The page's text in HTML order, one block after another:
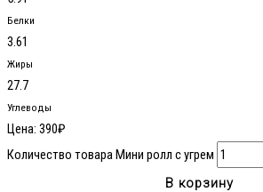
Белки
3.61
Жиры
27.7
Углеводы
Цена: 390₽
Количество товара Мини ролл с угрем
В корзину